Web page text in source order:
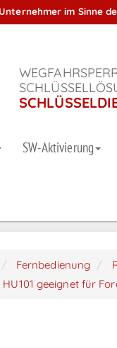
im Sinne
SW-Aktivierung
Fernbedienung
geeignet für